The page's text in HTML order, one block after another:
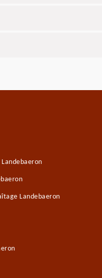
Landebaeron